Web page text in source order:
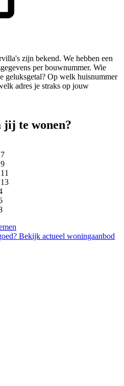
zijn bekend. We hebben een
je straks op jouw
jij te wonen?
11
4
Bekijk actueel woningaanbod